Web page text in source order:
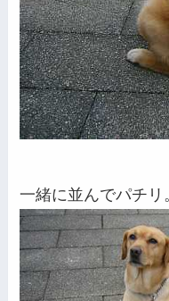
一緒に並んでパチ